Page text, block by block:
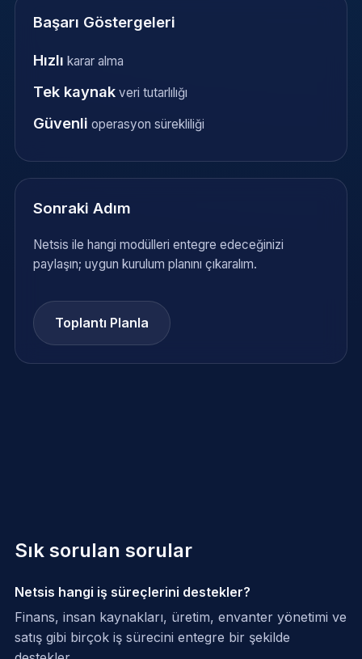
Başarı Göstergeleri
Hızlı karar alma
Tek kaynakveri tutarlılığı
Güvenli operasyon sürekliliği
Sonraki Adım
Netsis ile hangi modülleri entegre edeceğinizi
paylaşın; uygun kurulum planını çıkaralım.
Toplantı Planla
Sık sorulan sorular
Netsis hangi iş süreçlerini destekler?
Finans, insan kaynakları, üretim, envanter yönetimi ve
satış gibi birçok iş sürecini entegre bir şekilde